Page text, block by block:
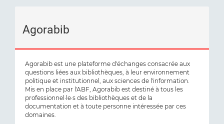
Agorabib
Agorabib est une plateforme d'échanges consacrée aux
questions liées aux bibliothèques, à leur environnement
politique et institutionnel, aux sciences de l'information.
Mis en place par l'ABF, Agorabib est destiné à tous les
professionnel·le·s des bibliothèques et de la
documentation et à toute personne intéressée par ces
domaines.